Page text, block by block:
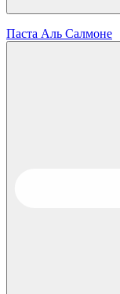
Паста Аль Салмоне